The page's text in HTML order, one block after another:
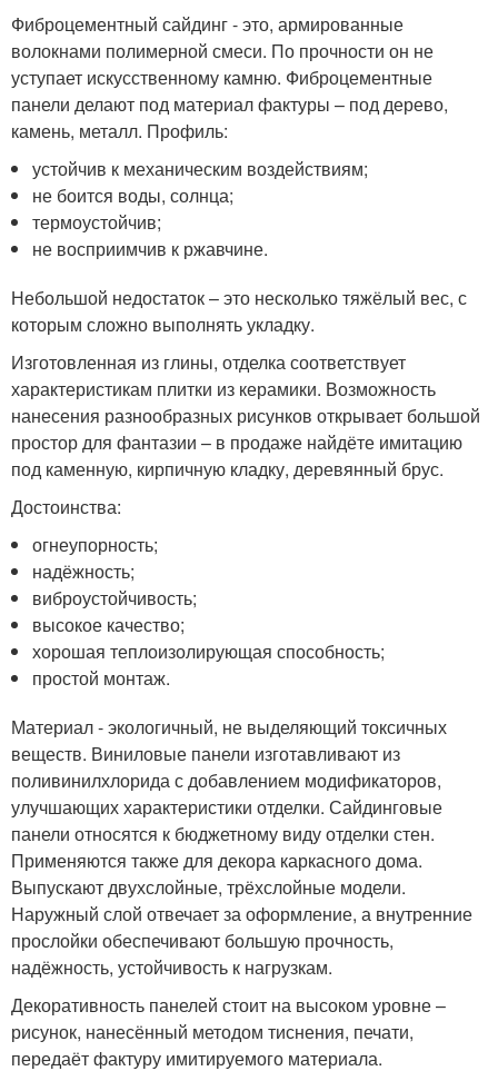
Фиброцементный сайдинг - это, армированные
волокнами полимерной смеси. По прочности он не
уступает искусственному камню. Фиброцементные
панели делают под материал фактуры – под дерево,
камень, металл. Профиль:
устойчив к механическим воздействиям;
не боится воды, солнца;
термоустойчив;
не восприимчив к ржавчине.
Небольшой недостаток – это несколько тяжёлый вес, с
которым сложно выполнять укладку.
Изготовленная из глины, отделка соответствует
характеристикам плитки из керамики. Возможность
нанесения разнообразных рисунков открывает большой
простор для фантазии – в продаже найдёте имитацию
под каменную, кирпичную кладку, деревянный брус.
Достоинства:
огнеупорность;
надёжность;
виброустойчивость;
высокое качество;
хорошая теплоизолирующая способность;
простой монтаж.
Материал - экологичный, не выделяющий токсичных
веществ. Виниловые панели изготавливают из
поливинилхлорида с добавлением модификаторов,
улучшающих характеристики отделки. Сайдинговые
панели относятся к бюджетному виду отделки стен.
Применяются также для декора каркасного дома.
Выпускают двухслойные, трёхслойные модели.
Наружный слой отвечает за оформление, а внутренние
прослойки обеспечивают большую прочность,
надёжность, устойчивость к нагрузкам.
Декоративность панелей стоит на высоком уровне –
рисунок, нанесённый методом тиснения, печати,
передаёт фактуру имитируемого материала.